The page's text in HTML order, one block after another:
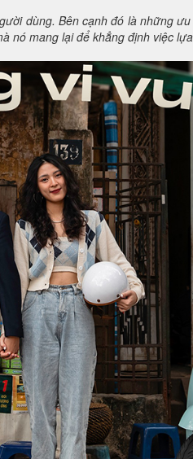
dùng. Bên cạnh đó là những
nó mang lại để khẳng định việc